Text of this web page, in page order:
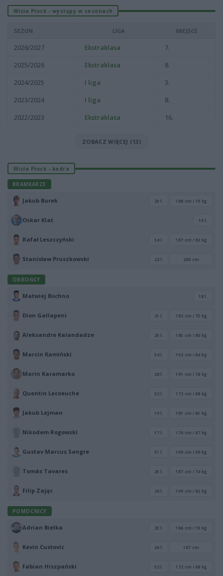
Wisła Płock - występy w sezonach
SEZON LIGA MIEJSCE
2026/2027 Ekstraklasa
7.
2025/2026
Ekstraklasa
8.
2024/2025
I liga
3.
2023/2024
I liga
8.
2022/2023
Ekstraklasa 16.
ZOBACZ WIĘCEJ (13)
Wisła Płock - kadra
BRAMKARZE
Jakub Burek 23 l. 188 cm / 79 kg
Oskar Klat 19 l.
Rafał Leszczyński 34 l. 187 cm / 82 kg
Stanisław Pruszkowski 22 l. 200 cm
OBROŃCY
Matwiej Bochno 18 l.
Dion Gallapeni 21 l. 182 cm / 73 kg
Aleksandre Kalandadze 25 l. 185 cm / 80 kg
Marcin Kamiński 34 l. 192 cm / 84 kg
Marin Karamarko 28 l. 191 cm / 78 kg
Quentin Lecoeuche 32 l. 172 cm / 68 kg
Jakub Lejman 19 l. 181 cm / 65 kg
Nikodem Rogowski 17 l. 176 cm / 67 kg
Gustav Marcus Sangre 31 l. 190 cm / 90 kg
Tomás Tavares 25 l. 187 cm / 74 kg
Filip Zając 20 l. 190 cm / 82 kg
POMOCNICY
Adrian Bielka 23 l. 186 cm / 79 kg
Kevin Custovic 26 l. 187 cm
Fabian Hiszpański 32 l. 172 cm / 68 kg